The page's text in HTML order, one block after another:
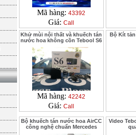
Mã hàng:43392
Giá:Call
Khử mùi nội thất và khuếch tán
nước hoa không cồn Tebool S6
Mã hàng:42242
Giá:Call
Bộ Kít
Bộ khuếch tán nước hoa AirCC
công nghệ chuẩn Mercedes
Video